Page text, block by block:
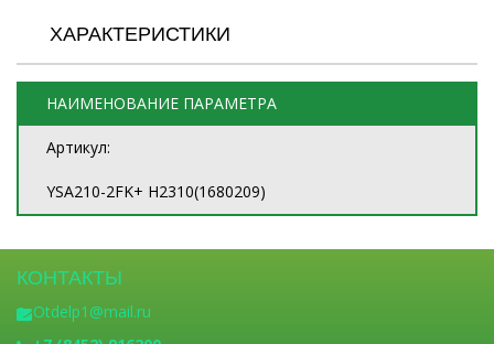
ХАРАКТЕРИСТИКИ
НАИМЕНОВАНИЕ ПАРАМЕТРА
Артикул:
YSA210-2FK+ H2310(1680209)
КОНТАКТЫ
Otdelp1@mail.ru